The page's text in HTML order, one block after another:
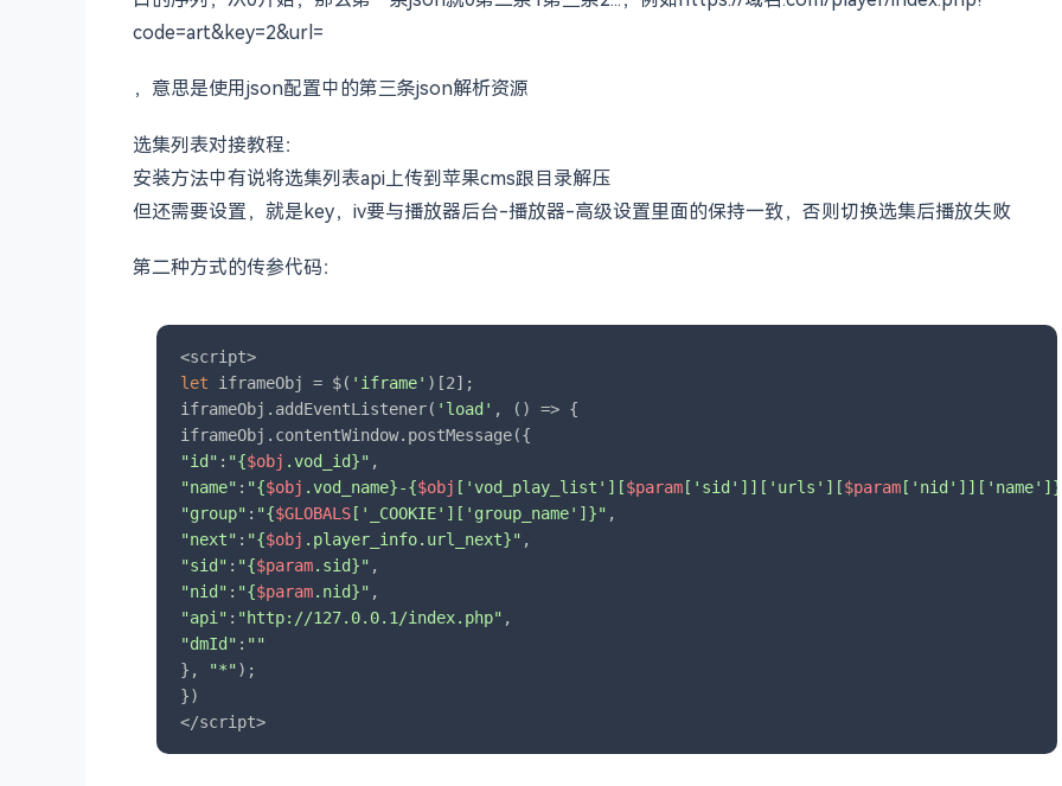
code=art&key=2&url=
，意思是使用json配置中的第三条json解析资源
选集列表对接教程：
安装方法中有说将选集列表api上传到苹果cms跟目录解压
但还需要设置，就是key，iv要与播放器后台-播放器-高级设置里面的保持一致，否则切换选集后播放失败
第二种方式的传参代码：
let iframeObj = $( 'iframe' )[2];
iframeObj.addEventListener( 'load' , () => {
"id" : "{$obj .vod_id}"
"name" : "{$obj .vod_name}-{$obj ['vod_play_list'][$param ['sid']]['urls'][$param
"group" : "{$GLOBALS ['_COOKIE']['group_name']}"
"next" : "{$obj .player_info.url_next}"
"sid" : "{$param.sid}"
"nid" : "{$param.nid}"
"api" : "http://127.0.0.1/index.php"
"dmId" : ""
},
"*");
})
</script>